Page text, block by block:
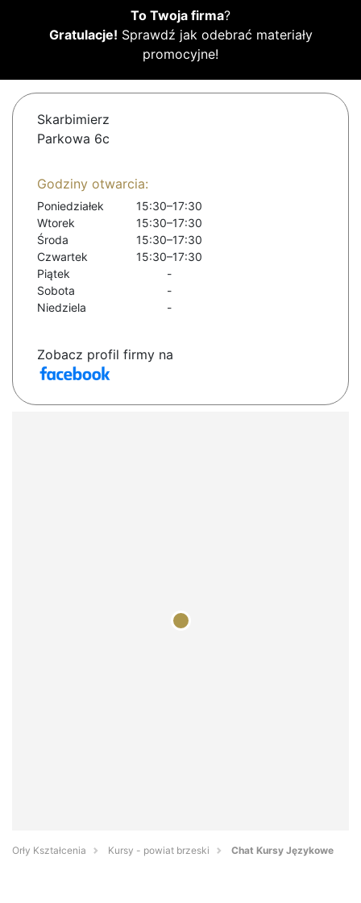
To Twoja firma?
Gratulacje! Sprawdź jak odebrać materiały
promocyjne!
Skarbimierz
Parkowa 6c
Godziny otwarcia:
Poniedziałek
15:30–17:30
Wtorek
15:30–17:30
Środa
15:30–17:30
Czwartek
15:30–17:30
Piątek
-
Sobota
-
Niedziela
-
Zobacz profil firmy na
Orły Kształcenia Kursy - powiat brzeski Chat Kursy Językowe